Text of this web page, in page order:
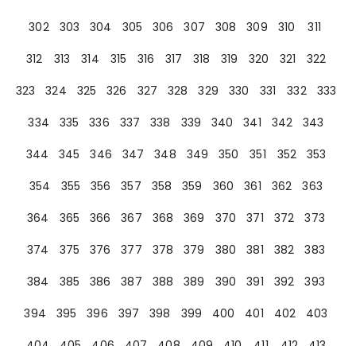
302
303 304 305 306 307 308 309 310
311
312
313 314 315 316 317 318 319 320 321
322
323
324 325 326 327 328 329 330 331 332
333
334
335 336 337 338 339 340 341 342
343
344
345 346 347 348 349 350 351 352
353
354
355 356 357 358 359 360 361 362
363
364
365 366 367 368 369 370 371 372
373
374
375 376 377 378 379 380 381 382
383
384
385 386 387 388 389 390 391 392
393
394
395 396 397 398 399 400 401 402
403